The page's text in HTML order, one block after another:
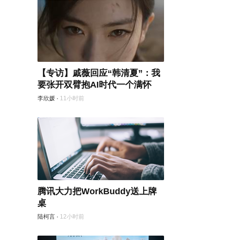
【专访】戚薇回应“韩清夏”：我
要张开双臂抱AI时代一个满怀
李欣媛 · 11小时前
腾讯大力把WorkBuddy送上牌
桌
陆柯言 · 12小时前